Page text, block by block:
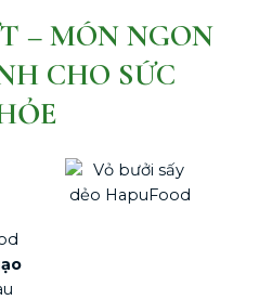
– MÓN NGON
CHO SỨC